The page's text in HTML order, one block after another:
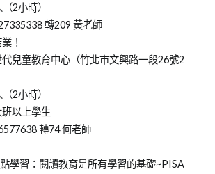
2小時）
轉209 黃老師
！
兒童教育中心（竹北市文興路一段26號2
2小時）
以上學生
轉74 何老師
學習：閱讀教育是所有學習的基礎~PISA